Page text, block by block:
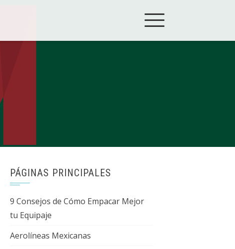
PÁGINAS PRINCIPALES
9 Consejos de Cómo Empacar Mejor
tu Equipaje
Aerolíneas Mexicanas